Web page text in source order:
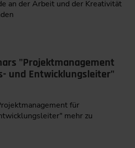
an der Arbeit und der Kreativität
"Projektmanagement
und Entwicklungsleiter"
für
mehr zu